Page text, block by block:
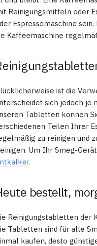
Reinigungsmitteln oder
Espressomaschine
Kaffeemaschine
ist die
sich jedoch je
Tabletten können
Teilen Ihrer
zu reinigen und
Um Ihr Smeg-
.
bestellt,
Reinigungstabletten der
Tabletten sind für alle
kaufen, desto